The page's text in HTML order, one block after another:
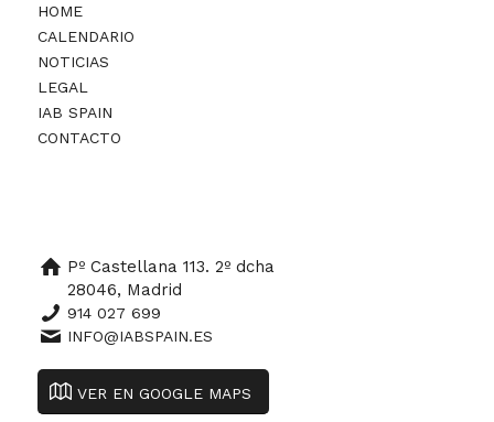
HOME
CALENDARIO
NOTICIAS
LEGAL
IAB SPAIN
CONTACTO
Pº Castellana 113. 2º dcha
28046, Madrid
914 027 699
INFO@IABSPAIN.ES
VER EN GOOGLE MAPS